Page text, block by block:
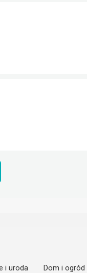
i uroda Dom i ogród